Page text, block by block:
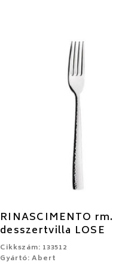
RINASCIMENTO rm.
desszertvilla LOSE
Cikkszám: 133512
Gyártó: Abert